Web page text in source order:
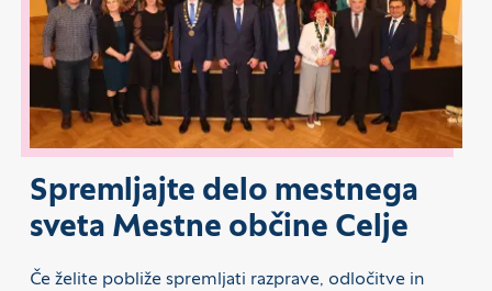
Spremljajte delo mestnega
sveta Mestne občine Celje
Če želite pobliže spremljati razprave, odločitve in